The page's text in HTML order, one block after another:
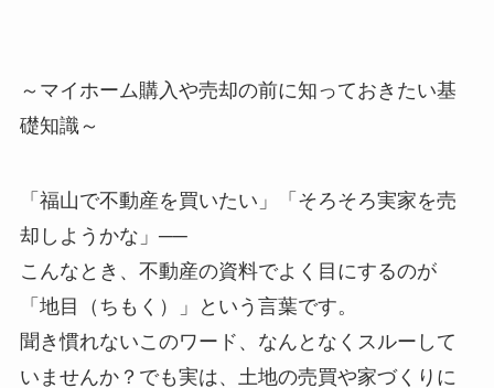
～マイホーム購入や売却の前に知っておきたい基
礎知識～
「福山で不動産を買いたい」「そろそろ実家を売
却しようかな」──
こんなとき、不動産の資料でよく目にするのが
「地目（ちもく）」という言葉です。
聞き慣れないこのワード、なんとなくスルーして
いませんか？でも実は、土地の売買や家づくりに